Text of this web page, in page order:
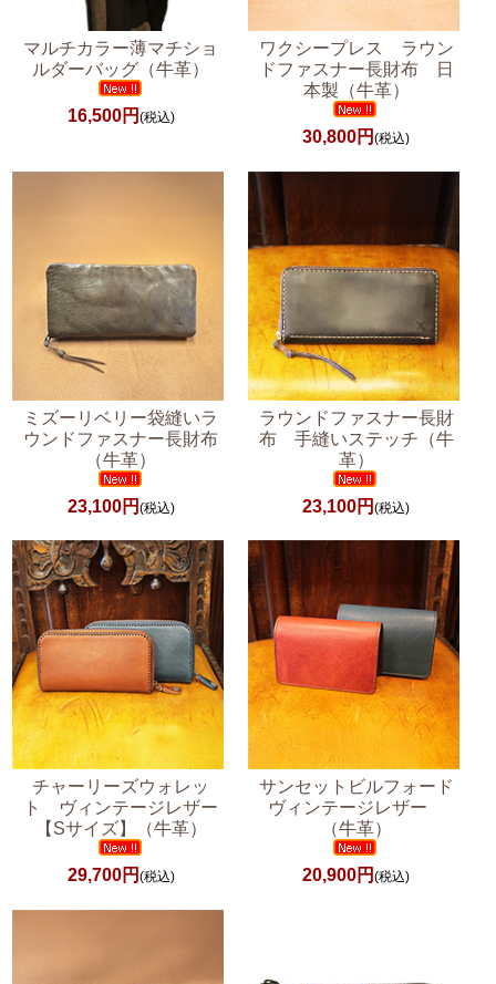
マルチカラー薄マチショ
ルダーバッグ（牛革）
16,500円 (税込)
ワクシープレス ラウン
ドファスナー長財布 日
本製（牛革）
30,800円(税込)
ミズーリベリー袋縫いラ
ウンドファスナー長財布
（牛革）
23,100円 (税込)
ラウンドファスナー長財
布 手縫いステッチ（牛
革）
23,100円(税込)
チャーリーズウォレッ
ト ヴィンテージレザー
【Sサイズ】（牛革）
29,700円 (税込)
サンセットビルフォード
ヴィンテージレザー
（牛革）
20,900円(税込)